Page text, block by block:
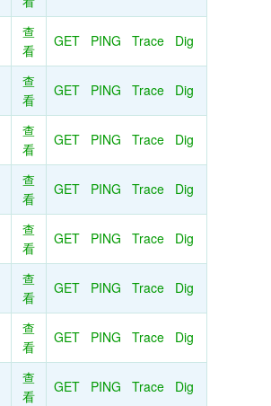
查
看
GET PING Trace Dig
查
看
GET PING Trace Dig
查
看
GET PING Trace Dig
查
看
GET PING Trace Dig
查
看
GET PING Trace Dig
查
看
GET PING Trace Dig
查
看
GET PING Trace Dig
查
看
GET PING Trace Dig